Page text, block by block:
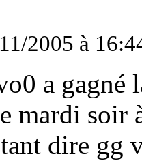
2005 à
a gagné
mardi soir
dire gg